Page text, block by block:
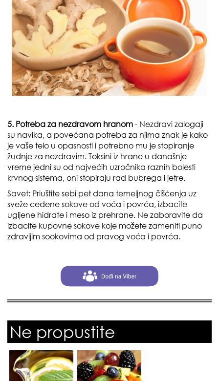
5. Potreba za nezdravom hranom - Nezdravi zalogaji
su navika, a povećana potreba za njima znak je kako
je vaše telo u opasnosti i potrebno mu je stopiranje
žudnje za nezdravim. Toksini iz hrane u današnje
vreme jedni su od najvećih uzročnika raznih bolesti
krvnog sistema, oni stopiraju rad bubrega i jetre.
Savet: Priuštite sebi pet dana temeljnog čišćenja uz
sveže ceđene sokove od voća i povrća, izbacite
ugljene hidrate i meso iz prehrane. Ne zaboravite da
izbacite kupovne sokove koje možete zameniti puno
zdravijim sookovima od pravog voća i povrća.
Ne propustite